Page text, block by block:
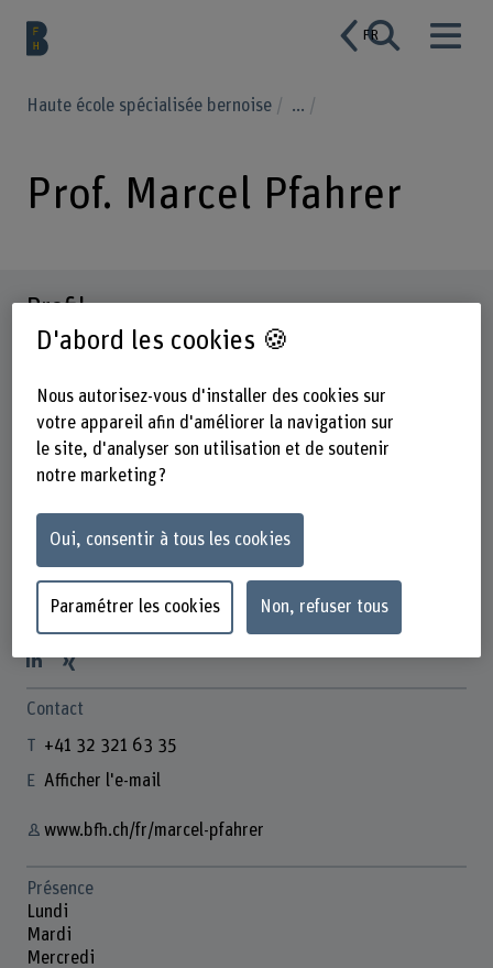
FR
Haute école spécialisée bernoise ...
Prof. Marcel Pfahrer
Profil
Prof. Marcel Pfahrer
Dozent
Contact
+41 32 321 63 35
Afficher l'e-mail
www.bfh.ch/fr/marcel-pfahrer
Présence
Lundi
Mardi
Mercredi
D'abord les cookies 🍪
Nous autorisez-vous d'installer des cookies sur
votre appareil afin d'améliorer la navigation sur
le site, d'analyser son utilisation et de soutenir
notre marketing ?
Oui, consentir à tous les cookies
Paramétrer les cookies Non, refuser tous